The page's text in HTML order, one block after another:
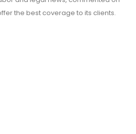
the best coverage to its clients.